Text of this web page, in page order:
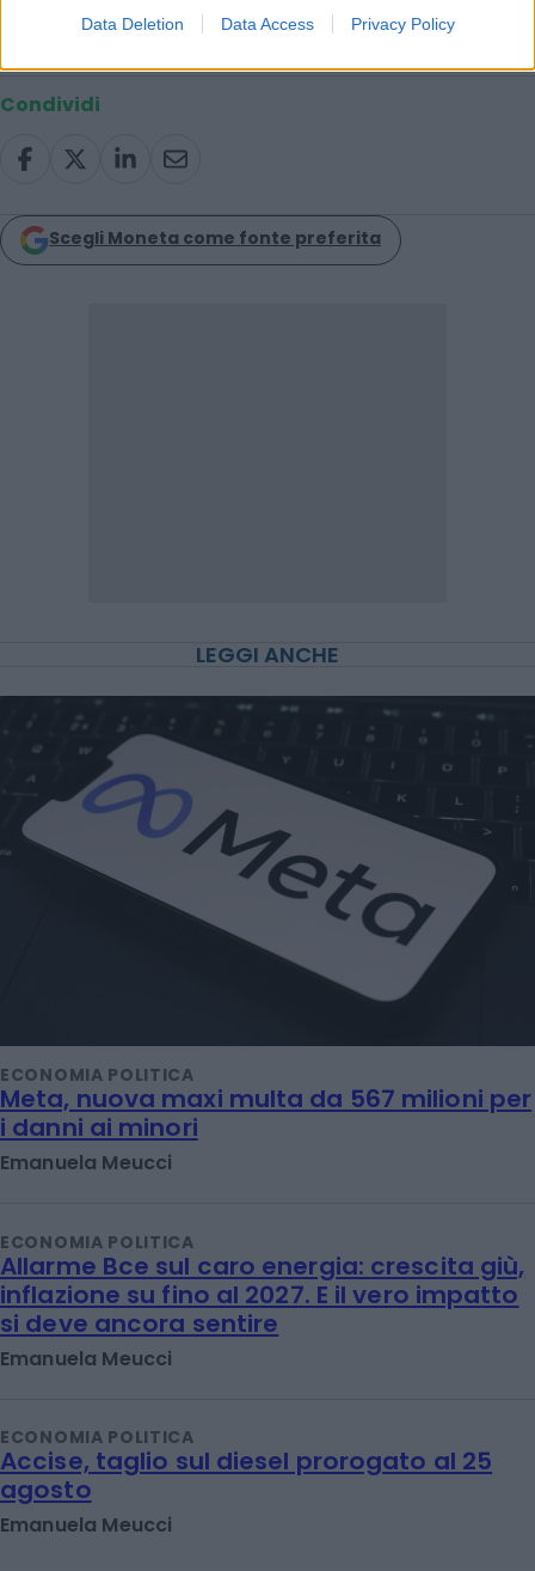
Data Deletion Data Access Privacy Policy
agricoltura coldiretti Made in Italy
Condividi
Scegli Moneta come fonte preferita
LEGGI ANCHE
ECONOMIA POLITICA
Meta, nuova maxi multa da 567 milioni per
i danni ai minori
Emanuela Meucci
ECONOMIA POLITICA
Allarme Bce sul caro energia: crescita giù,
inflazione su fino al 2027. E il vero impatto
si deve ancora sentire
Emanuela Meucci
ECONOMIA POLITICA
Accise, taglio sul diesel prorogato al 25
agosto
Emanuela Meucci